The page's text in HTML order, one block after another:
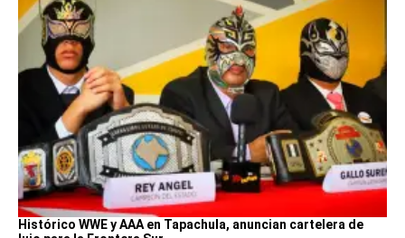
Histórico WWE y AAA en Tapachula, anuncian cartelera de